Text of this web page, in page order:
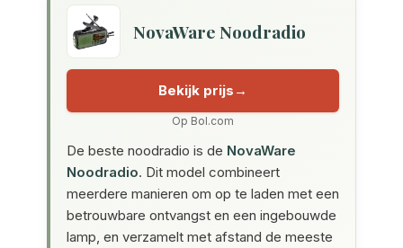
NovaWare Noodradio
Bekijk prijs
Op Bol.com
De beste noodradio is de NovaWare
Noodradio. Dit model combineert
meerdere manieren om op te laden met een
betrouwbare ontvangst en een ingebouwde
lamp, en verzamelt met afstand de meeste